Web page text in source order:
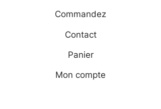
Commandez
Contact
Panier
Mon compte